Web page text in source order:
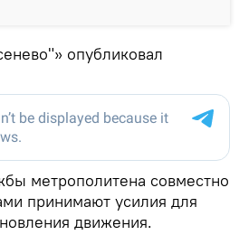
опубликовал
метрополитена совместно
принимают усилия для
движения.